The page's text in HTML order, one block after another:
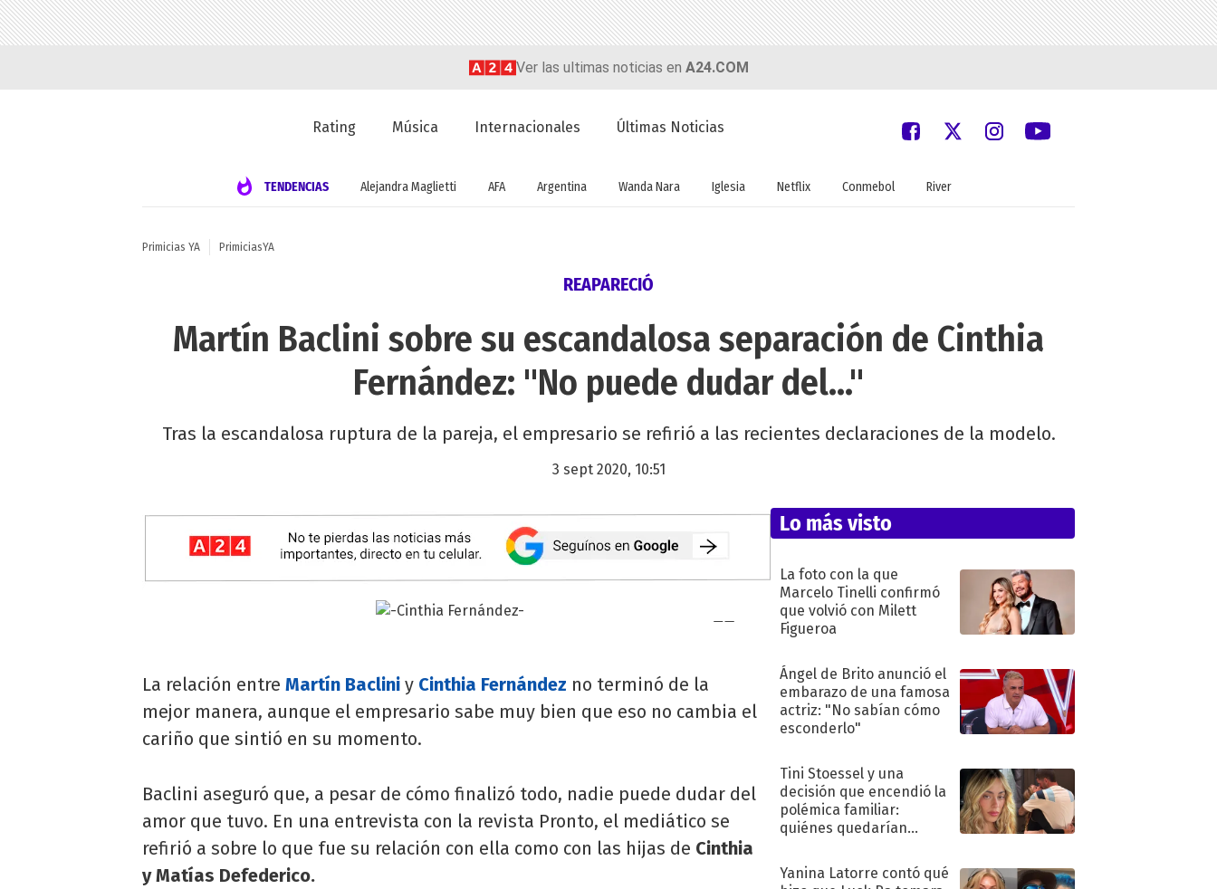
Ver las ultimas noticias en A24.COM
Rating Música Internacionales Últimas Noticias
TENDENCIAS Alejandra Maglietti AFA Argentina Wanda Nara Iglesia Netflix Conmebol River
Primicias YA PrimiciasYA
REAPARECIÓ
Martín Baclini sobre su escandalosa separación de Cinthia
Fernández: "No puede dudar del..."
Tras la escandalosa ruptura de la pareja, el empresario se refirió a las recientes declaraciones de la modelo.
3 sept 2020, 10:51
La relación entre Martín Baclini y Cinthia Fernández no terminó de la
mejor manera, aunque el empresario sabe muy bien que eso no cambia el
cariño que sintió en su momento.
Baclini aseguró que, a pesar de cómo finalizó todo, nadie puede dudar del
amor que tuvo. En una entrevista con la revista Pronto, el mediático se
refirió a sobre lo que fue su relación con ella como con las hijas de Cinthia
y Matías Defederico.
Lo más visto
La foto con la que
Marcelo Tinelli confirmó
que volvió con Milett
Figueroa
Ángel de Brito anunció el
embarazo de una famosa
actriz: "No sabían cómo
esconderlo"
Tini Stoessel y una
decisión que encendió la
polémica familiar:
quiénes quedarían
Yanina Latorre contó qué